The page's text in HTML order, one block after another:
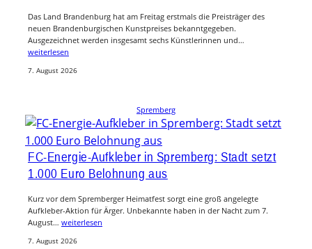
Das Land Brandenburg hat am Freitag erstmals die Preisträger des
neuen Brandenburgischen Kunstpreises bekanntgegeben.
Ausgezeichnet werden insgesamt sechs Künstlerinnen und…
weiterlesen
7. August 2026
Spremberg
FC-Energie-Aufkleber in Spremberg: Stadt setzt
1.000 Euro Belohnung aus
Kurz vor dem Spremberger Heimatfest sorgt eine groß angelegte
Aufkleber-Aktion für Ärger. Unbekannte haben in der Nacht zum 7.
August… weiterlesen
7. August 2026